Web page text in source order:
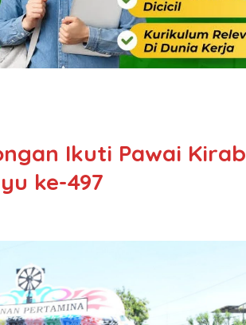
Ikuti Pawai Kirab
ke-497